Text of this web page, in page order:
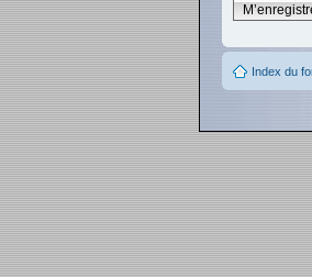
Index du